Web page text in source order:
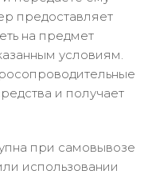
предоставляет
на предмет
условиям.
и получает
при самовывозе
использовании